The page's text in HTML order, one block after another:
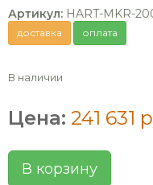
Артикул: HART-MKR-
доставка оплата
В наличии
Цена: 241 631
В корзину